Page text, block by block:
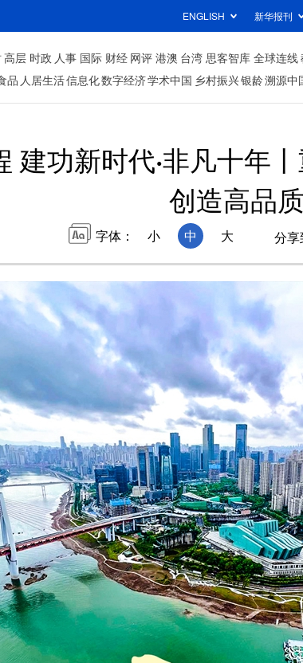
ENGLISH 新华报刊
高层 时政 人事 国际 财经 网评 港澳 台湾 思客智库 全球连线
品 人居生活信息化数字经济学术中国 乡村振兴银龄溯源中
建功新时代·非凡十年
创造高品
字体： 小 中 大 分享